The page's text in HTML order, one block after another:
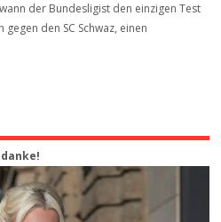
der Bundesligist den einzigen Test
den SC Schwaz, einen